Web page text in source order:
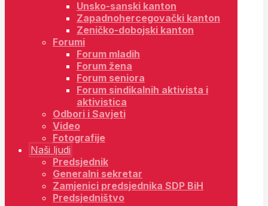
Unsko-sanski kanton
Zapadnohercegovački kanton
Zeničko-dobojski kanton
Forumi
Forum mladih
Forum žena
Forum seniora
Forum sindikalnih aktivista i
aktivistica
Odbori i Savjeti
Video
Fotografije
Naši ljudi
Predsjednik
Generalni sekretar
Zamjenici predsjednika SDP BiH
Predsjedništvo